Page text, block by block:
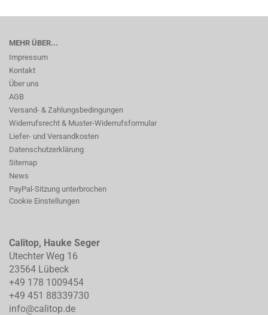
MEHR ÜBER...
Impressum
Kontakt
Über uns
AGB
Versand- & Zahlungsbedingungen
Widerrufsrecht & Muster-Widerrufsformular
Liefer- und Versandkosten
Datenschutzerklärung
Sitemap
News
PayPal-Sitzung unterbrochen
Cookie Einstellungen
Calitop, Hauke Seger
Utechter Weg 16
23564 Lübeck
+49 178 1009454
+49 451 88339730
info@calitop.de